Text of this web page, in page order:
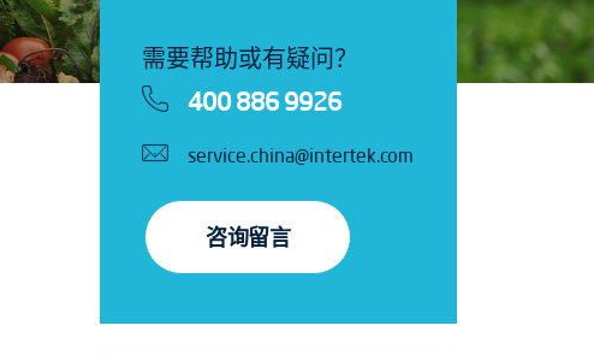
需要帮助或有疑问？
400 886 9926
service.china@intertek.com
咨询留言